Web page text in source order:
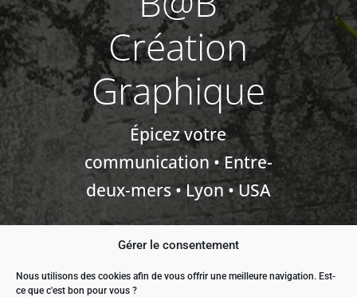
Gérer le consentement
Nous utilisons des cookies afin de vous offrir une meilleure navigation. Est-
ce que c'est bon pour vous ?
Création
Graphique
Épicez votre
communication • Entre-
deux-mers • Lyon • USA